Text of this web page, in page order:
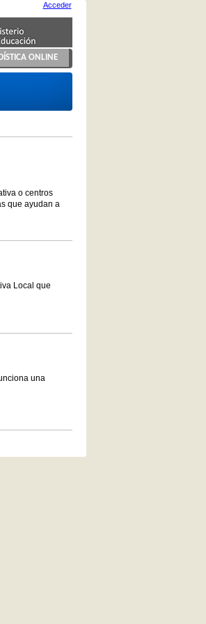
Acceder
ONLINE
o centros
que ayudan a
Local que
una